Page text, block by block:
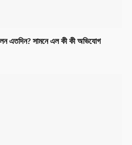
এতদিন? সামনে এল কী কী অভিযোগ